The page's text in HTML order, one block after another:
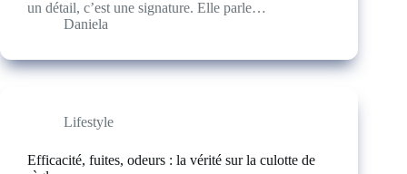
un détail, c’est une signature. Elle parle…
Daniela
Lifestyle
Efficacité, fuites, odeurs : la vérité sur la culotte de